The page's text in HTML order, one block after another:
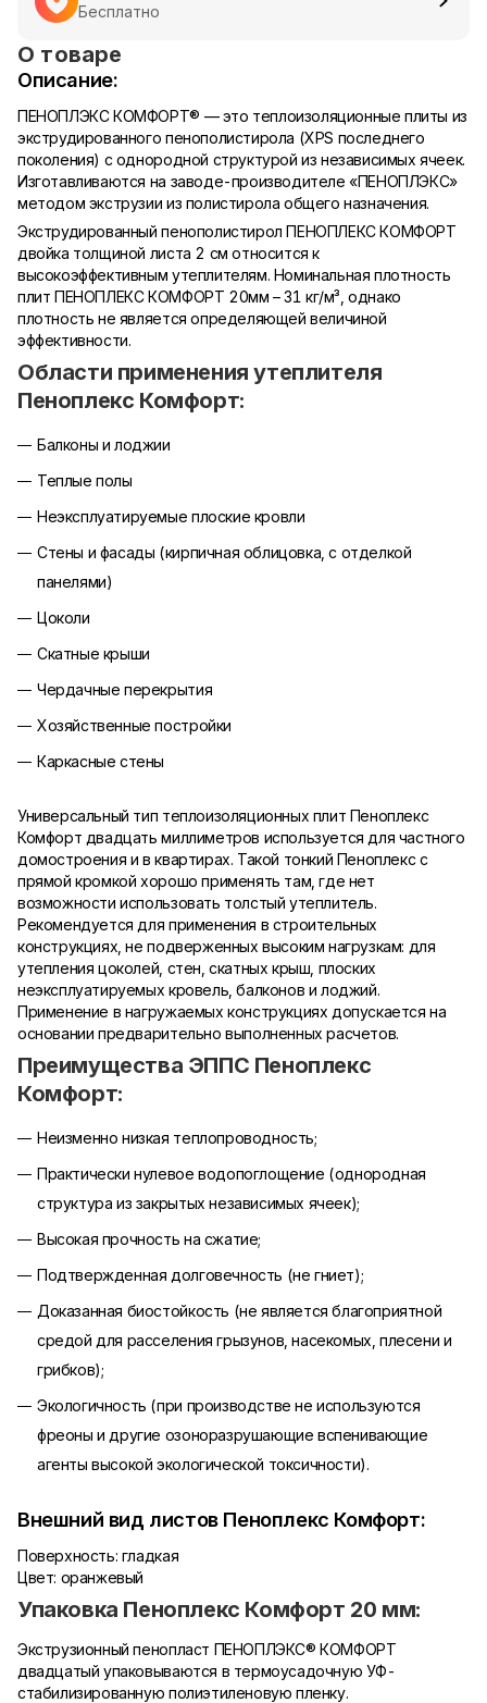
Бесплатно
О товаре
Описание:
ПЕНОПЛЭКС КОМФОРТ® — это теплоизоляционные плиты из
экструдированного пенополистирола (XPS последнего
поколения) с однородной структурой из независимых ячеек.
Изготавливаются на заводе-производителе «ПЕНОПЛЭКС»
методом экструзии из полистирола общего назначения.
Экструдированный пенополистирол ПЕНОПЛЕКС КОМФОРТ
двойка толщиной листа 2 см относится к
высокоэффективным утеплителям. Номинальная плотность
плит ПЕНОПЛЕКС КОМФОРТ 20мм – 31 кг/м³, однако
плотность не является определяющей величиной
эффективности.
Области применения утеплителя
Пеноплекс Комфорт:
Балконы и лоджии
Теплые полы
Неэксплуатируемые плоские кровли
Стены и фасады (кирпичная облицовка, с отделкой
панелями)
Цоколи
Скатные крыши
Чердачные перекрытия
Хозяйственные постройки
Каркасные стены
Универсальный тип теплоизоляционных плит Пеноплекс
Комфорт двадцать миллиметров используется для частного
домостроения и в квартирах. Такой тонкий Пеноплекс с
прямой кромкой хорошо применять там, где нет
возможности использовать толстый утеплитель.
Рекомендуется для применения в строительных
конструкциях, не подверженных высоким нагрузкам: для
утепления цоколей, стен, скатных крыш, плоских
неэксплуатируемых кровель, балконов и лоджий.
Применение в нагружаемых конструкциях допускается на
основании предварительно выполненных расчетов.
Преимущества ЭППС Пеноплекс
Комфорт:
Неизменно низкая теплопроводность;
Практически нулевое водопоглощение (однородная
структура из закрытых независимых ячеек);
Высокая прочность на сжатие;
Подтвержденная долговечность (не гниет);
Доказанная биостойкость (не является благоприятной
средой для расселения грызунов, насекомых, плесени и
грибков);
Экологичность (при производстве не используются
фреоны и другие озоноразрушающие вспенивающие
агенты высокой экологической токсичности).
Внешний вид листов Пеноплекс Комфорт:
Поверхность: гладкая
Цвет: оранжевый
Упаковка Пеноплекс Комфорт 20 мм:
Экструзионный пенопласт ПЕНОПЛЭКС® КОМФОРТ
двадцатый упаковываются в термоусадочную УФ-
стабилизированную полиэтиленовую пленку.